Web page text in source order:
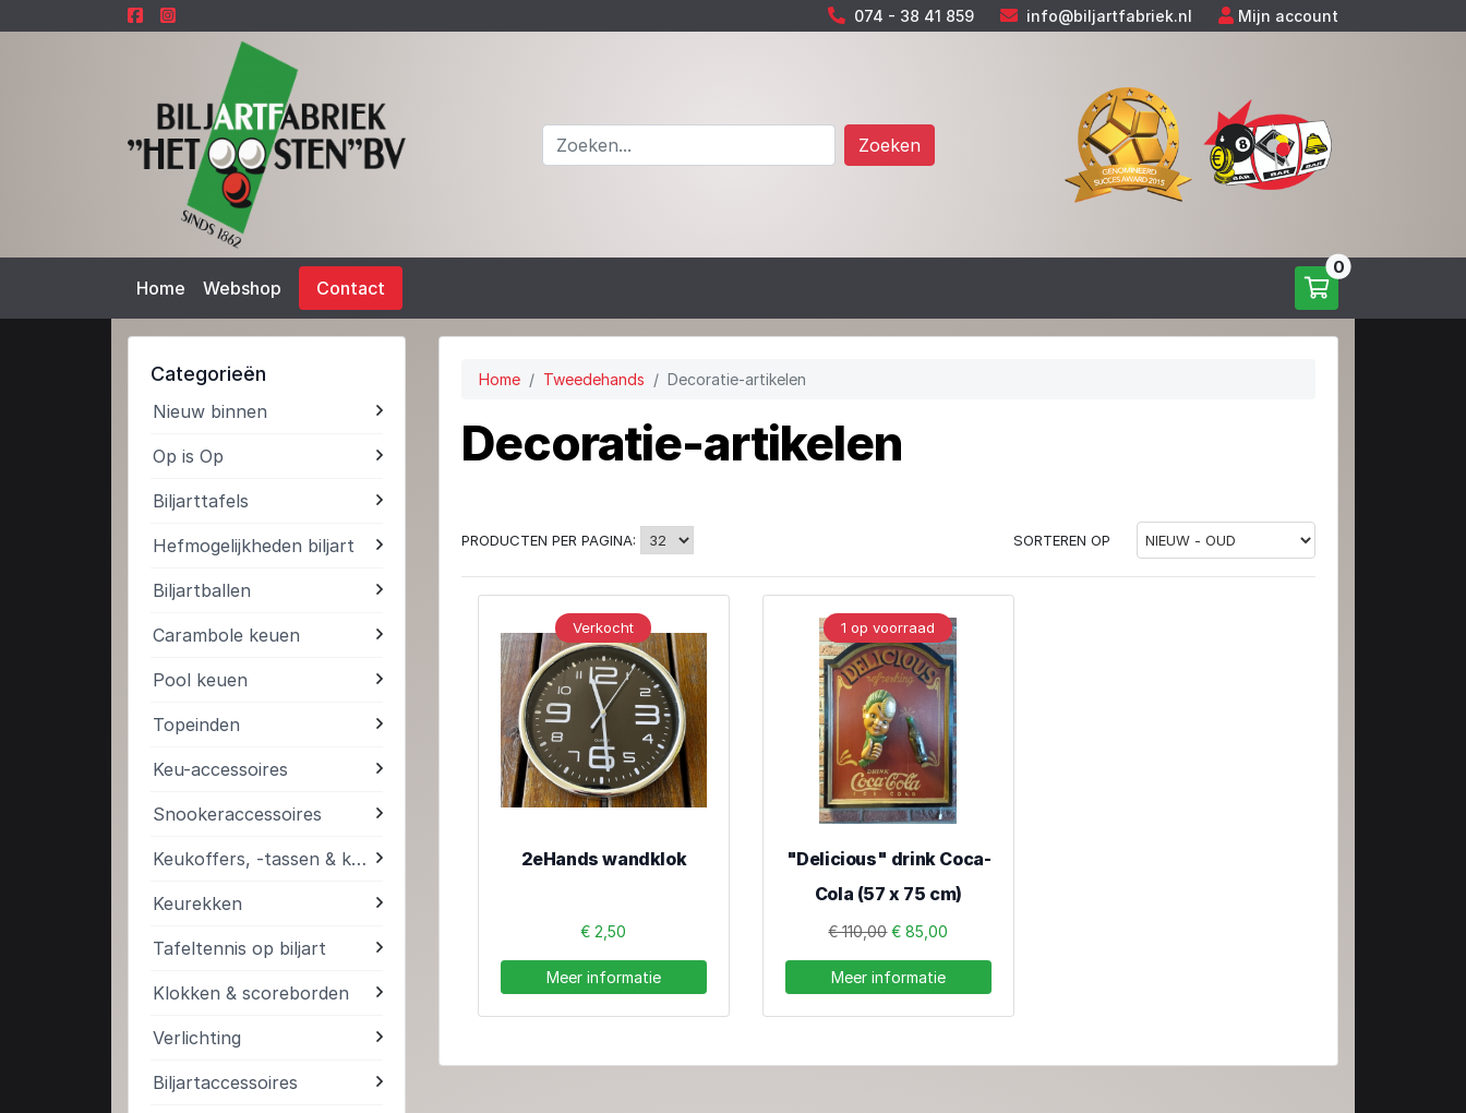
074 - 38 41 859 info@biljartfabriek.nl Mijn account
Zoeken
Home Webshop Contact
0
Categorieën
Nieuw binnen
Op is Op
Biljarttafels
Hefmogelijkheden biljart
Biljartballen
Carambole keuen
Pool keuen
Topeinden
Keu-accessoires
Snookeraccessoires
Keukoffers, -tassen & kokers
Keurekken
Tafeltennis op biljart
Klokken & scoreborden
Verlichting
Biljartaccessoires
Home Tweedehands Decoratie-artikelen
Decoratie-artikelen
PRODUCTEN PER PAGINA: SORTEREN OP
Verkocht
2eHands wandklok
€ 2,50
Meer informatie
1 op voorraad
"Delicious" drink Coca-
Cola (57 x 75 cm)
€ 110,00€ 85,00
Meer informatie